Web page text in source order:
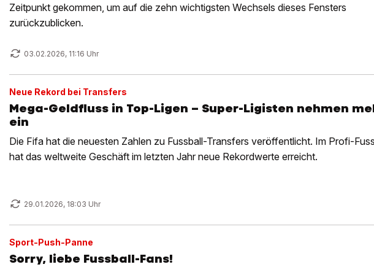
Zeitpunkt gekommen, um auf die zehn wichtigsten Wechsels dieses Fensters
zurückzublicken.
03.02.2026, 11:16 Uhr
Neue Rekord bei Transfers
Mega-Geldfluss in Top-Ligen – Super-Ligisten nehmen
ein
Die Fifa hat die neuesten Zahlen zu Fussball-Transfers veröffentlicht. Im Profi-
hat das weltweite Geschäft im letzten Jahr neue Rekordwerte erreicht.
29.01.2026, 18:03 Uhr
Sport-Push-Panne
Sorry, liebe Fussball-Fans!